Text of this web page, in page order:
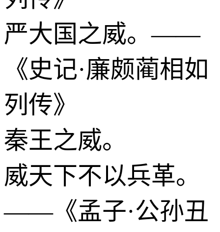
严大国之威。——
《史记·廉颇蔺相如
列传》
秦王之威。
威天下不以兵革。
——《孟子·公孙丑